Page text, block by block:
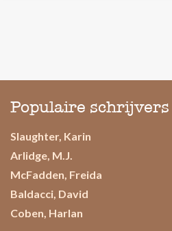
Populaire schrijvers
Slaughter, Karin
Arlidge, M.J.
McFadden, Freida
Baldacci, David
Coben, Harlan